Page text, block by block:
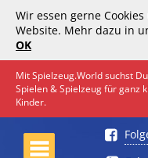
Wir essen gerne
Website. Mehr dazu in
OK
Mit Spielzeug.World suchst
Spielen & Spielzeug für ganz
Kinder.